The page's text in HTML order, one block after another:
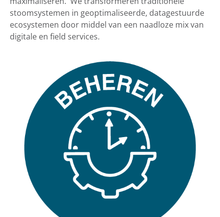
stoomsystemen in geoptimaliseerde, datagestuurde
ecosystemen door middel van een naadloze mix van
digitale en field services.